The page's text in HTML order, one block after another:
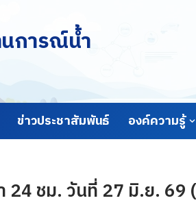
นการณ์น้ำ
ข่าวประชาสัมพันธ์ องค์ความรู้
24 ชม. วันที่ 27 มิ.ย. 69